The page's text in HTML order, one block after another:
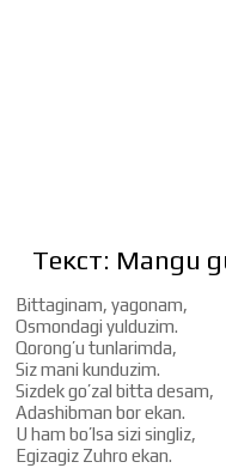
Текст: Mangu
Bittaginam, yagonam,
Osmondagi yulduzim.
Qorong’u tunlarimda,
Siz mani kunduzim.
Sizdek go’zal bitta desam,
Adashibman bor ekan.
U ham bo’lsa sizi singliz,
Egizagiz Zuhro ekan.